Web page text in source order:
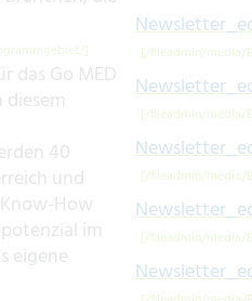
das Go MED
40
und
How
im
eigene